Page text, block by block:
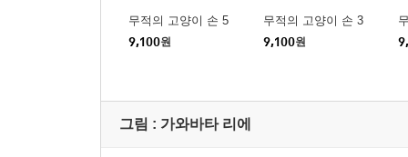
무적의 고양이 손 5
9,100원
무적의 고양이 손 3
9,100원
그림 : 가와바타 리에